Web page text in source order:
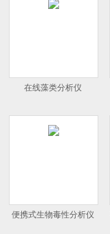
在线藻类分析仪
便携式生物毒性分析仪